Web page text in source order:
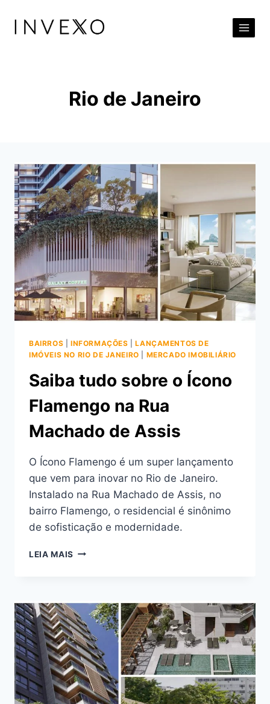
para
Rio de Janeiro
BAIRROS INFORMAÇÕES |LANÇAMENTOS DE
IMÓVEIS NO RIO DE JANEIRO
MERCADO IMOBILIÁRIO
Saiba tudo sobre o Ícono
Flamengo na Rua
Machado de Assis
O Ícono Flamengo é um super lançamento
que vem para inovar no Rio de Janeiro.
Instalado na Rua Machado de Assis, no
bairro Flamengo, o residencial é sinônimo
de sofisticação e modernidade.
LEIA MAIS SAIBA
ÍCONO
FLAMENGO
NA
RUA
MACHADO
DE
ASSIS